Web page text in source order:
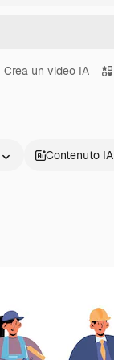
Crea un video IA
Contenuto IA